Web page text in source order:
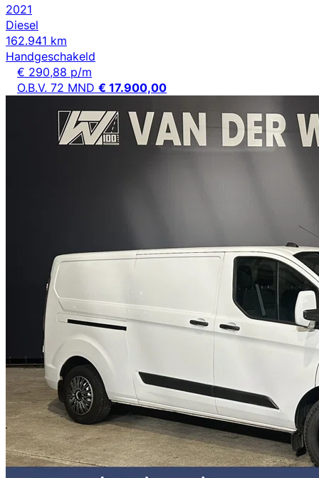
2021
Diesel
162.941 km
Handgeschakeld
€ 290,88 p/m
O.B.V. 72 MND € 17.900,00